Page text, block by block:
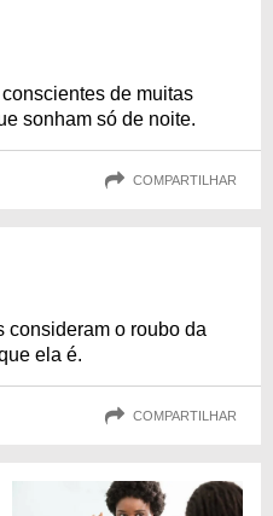
de muitas
sonham só de noite.
COMPARTILHAR
consideram o roubo da
ela é.
COMPARTILHAR